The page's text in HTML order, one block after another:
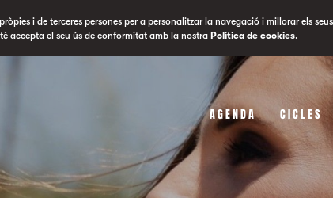
i de terceres persones per a personalitzar la navegació i millorar els
accepta el seu ús de conformitat amb la nostra Política de cookies.
AGENDA CICLES